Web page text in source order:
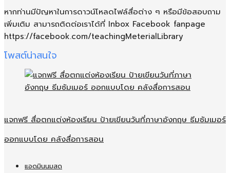
หากท่านมีปัญหาในการดาวน์โหลดไฟล์สื่อต่าง ๆ หรือมีข้อสอบถาม
เพิ่มเติม สามารถติดต่อเราได้ที่ Inbox Facebook fanpage
https://facebook.com/teachingMeterialLibrary
โพสต์น่าสนใจ
แจกฟรี สื่อตกแต่งห้องเรียน ป้ายเขียนวันที่ภาษาอังกฤษ ธีมซัมเมอร์
ออกแบบโดย คลังสื่อการสอน
แอดมินนมสด